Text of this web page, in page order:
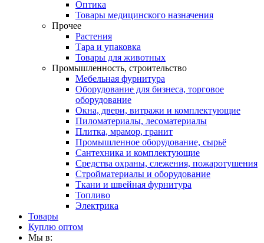
Оптика
Товары медицинского назначения
Прочее
Растения
Тара и упаковка
Товары для животных
Промышленность, строительство
Мебельная фурнитура
Оборудование для бизнеса, торговое
оборудование
Окна, двери, витражи и комплектующие
Пиломатериалы, лесоматериалы
Плитка, мрамор, гранит
Промышленное оборудование, сырьё
Сантехника и комплектующие
Средства охраны, слежения, пожаротушения
Стройматериалы и оборудование
Ткани и швейная фурнитура
Топливо
Электрика
Товары
Куплю оптом
Мы в: